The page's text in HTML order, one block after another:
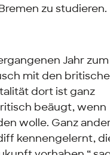
zu studieren.
Jahr zum
mit den
dort ist ganz
beäugt, wenn
wolle. Ganz
kennengelernt,